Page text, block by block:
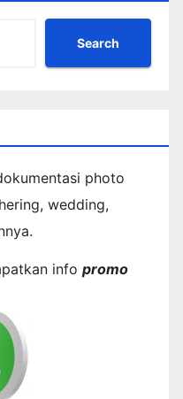
Search
photo
wedding,
info promo